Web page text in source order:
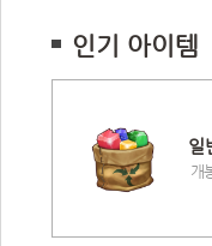
인기 아이템
일
개